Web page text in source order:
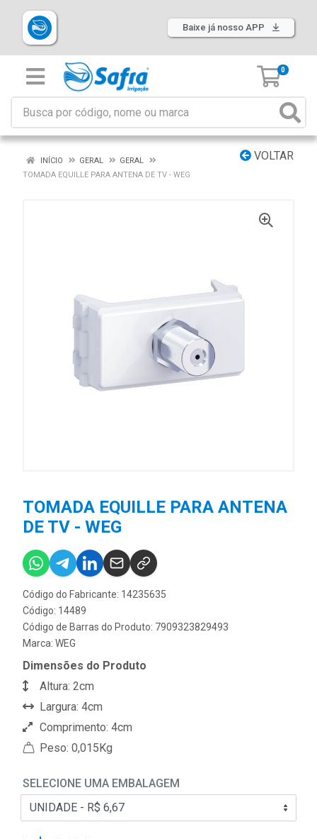
Baixe já nosso APP
0
VOLTAR
INÍCIO GERAL
GERAL
TOMADA EQUILLE PARA ANTENA DE TV - WEG
TOMADA EQUILLE PARA ANTENA
DE TV - WEG
Código do Fabricante: 14235635
Código: 14489
Código de Barras do Produto: 7909323829493
Marca: WEG
Dimensões do Produto
Altura: 2cm
Largura: 4cm
Comprimento: 4cm
Peso: 0,015Kg
SELECIONE UMA EMBALAGEM